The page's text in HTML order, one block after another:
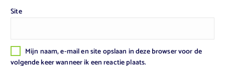
Site
Mijn naam, e-mail en site opslaan in deze browser voor de
volgende keer wanneer ik een reactie plaats.